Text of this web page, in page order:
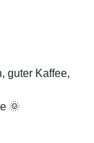
guter Kaffee,
🌞